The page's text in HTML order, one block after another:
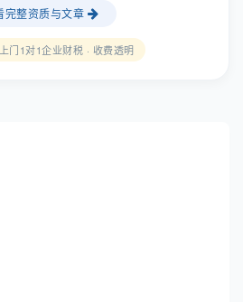
完整资质与文章
门1对1企业财税 · 收费透明